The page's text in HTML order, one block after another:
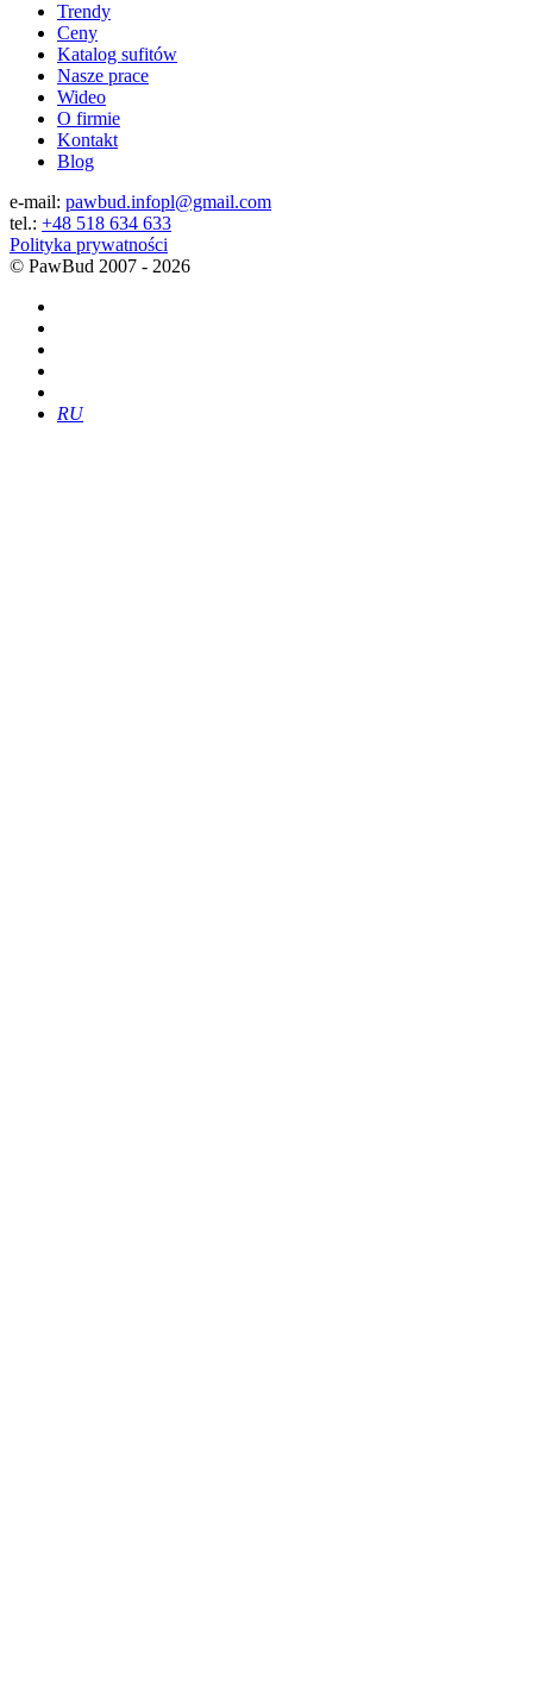
Trendy
Ceny
Katalog sufitów
Nasze prace
Wideo
O firmie
Kontakt
Blog
e-mail: pawbud.infopl@gmail.com
tel.: +48 518 634 633
Polityka prywatności
© PawBud 2007 - 2026
RU